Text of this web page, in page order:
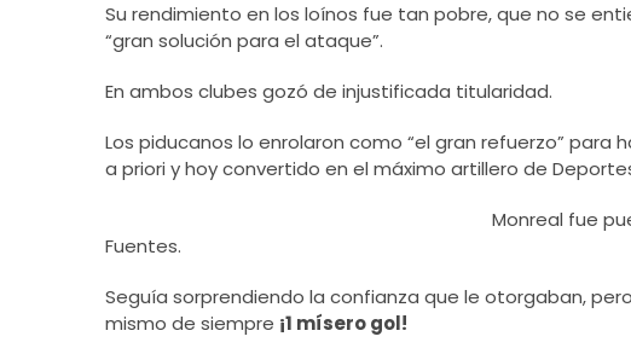
Su rendimiento en los loínos fue tan pobre, que no se
“gran solución para el ataque”.
En ambos clubes gozó de injustificada titularidad.
Los piducanos lo enrolaron como “el gran refuerzo” para
a priori y hoy convertido en el máximo artillero de
Monreal fue
Fuentes.
Seguía sorprendiendo la confianza que le otorgaban,
mismo de siempre ¡1 mísero gol!